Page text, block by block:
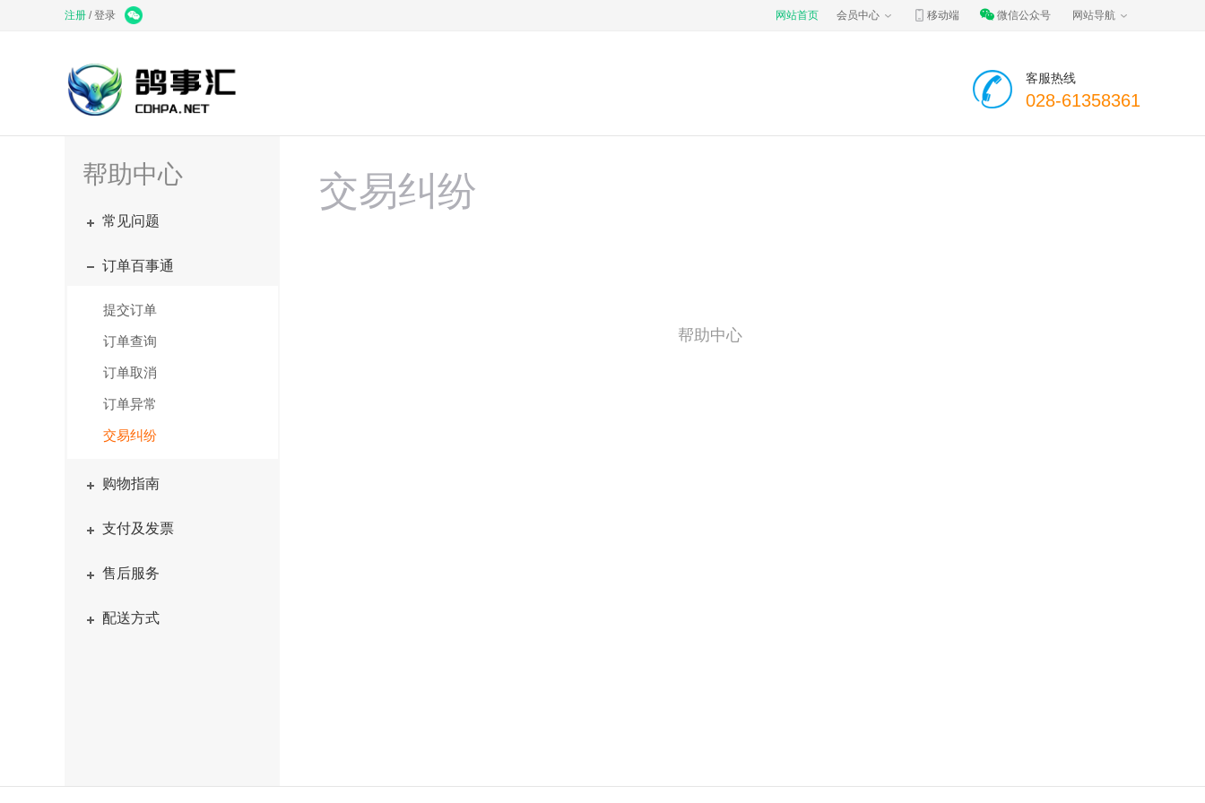
注册 /登录 网站首页 会员中心 移动端 微信公众号 网站导航
客服热线
028-61358361
帮助中心
常见问题
订单百事通
提交订单
订单查询
订单取消
订单异常
交易纠纷
购物指南
支付及发票
售后服务
配送方式
交易纠纷
帮助中心